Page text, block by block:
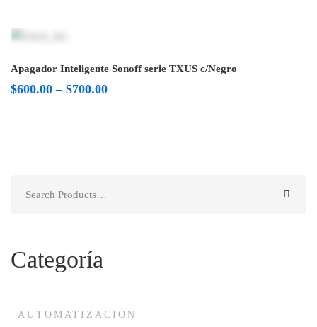
Categoría
AUTOMATIZACIÓN
Apagador Inteligente Sonoff serie TXUS c/Negro
$600.00 – $700.00